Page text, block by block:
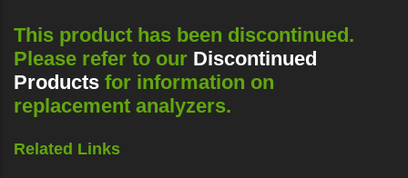
This product has been discontinued.
Please refer to our Discontinued
Products for information on
replacement analyzers.
Related Links